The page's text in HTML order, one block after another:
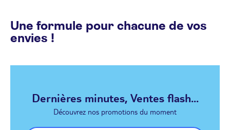
Une formule pour chacune de vos
envies !
Dernières minutes, Ventes flash...
Découvrez nos promotions du moment